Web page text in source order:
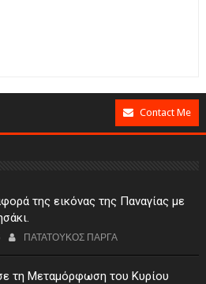
Contact Me
της εικόνας της Παναγίας με
ΠΑΤΑΤΟΥΚΟΣ ΠΑΡΓΑ
τη Μεταμόρφωση του Κυρίου